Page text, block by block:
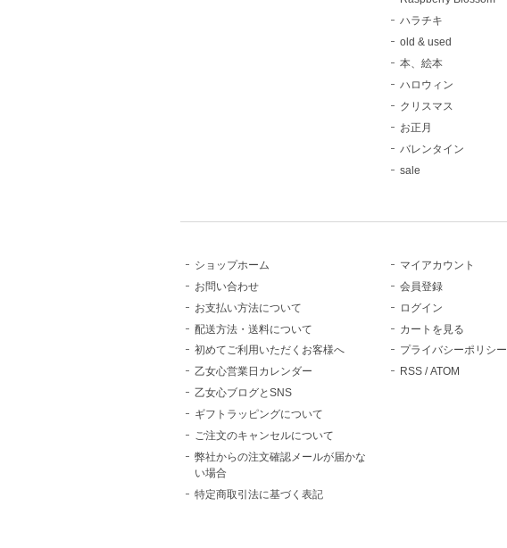
ハラチキ
old & used
本、絵本
ハロウィン
クリスマス
お正月
バレンタイン
sale
ショップホーム
お問い合わせ
お支払い方法について
配送方法・送料について
初めてご利用いただくお客様へ
乙女心営業日カレンダー
乙女心ブログとSNS
ギフトラッピングについて
ご注文のキャンセルについて
弊社からの注文確認メールが届かな
い場合
特定商取引法に基づく表記
マイアカウント
会員登録
ログイン
カートを見る
プライバシーポリシー
RSS /ATOM